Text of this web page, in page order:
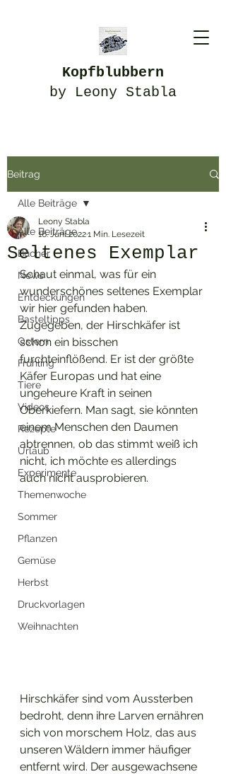
Kopfblubbern
by Leony Stabla
Beitrag
Alle Beiträge
Bücher
News
Entdeckungen
Basteltipps
Ostern
Frühling
Tiere
Videos
Rezepte
Urlaub
Experimente
Themenwoche
Sommer
Pflanzen
Gemüse
Herbst
Druckvorlagen
Weihnachten
Alle Beiträge
Seltenes Exemplar
Leony Stabla
16. Juni 20221 Min. Lesezeit
Schaut einmal, was für ein
wunderschönes seltenes Exemplar
wir hier gefunden haben.
Zugegeben, der Hirschkäfer ist
schon ein bisschen
furchteinflößend. Er ist der größte
Käfer Europas und hat eine
ungeheure Kraft in seinen
Oberkiefern. Man sagt, sie könnten
einem Menschen den Daumen
abtrennen, ob das stimmt weiß ich
nicht, ich möchte es allerdings
auch nicht ausprobieren.
Hirschkäfer sind vom Aussterben
bedroht, denn ihre Larven ernähren
sich von morschem Holz, das aus
unseren Wäldern immer häufiger
entfernt wird. Der ausgewachsene